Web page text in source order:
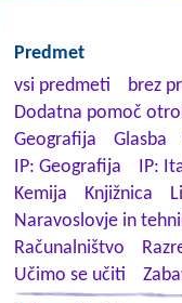
Predmet
vsi predmeti
brez
Dodatna pomoč
Geografija
Glasba
IP: Geografija
IP:
Kemija
Knjižnica
Naravoslovje in
Računalništvo
Učimo se učiti